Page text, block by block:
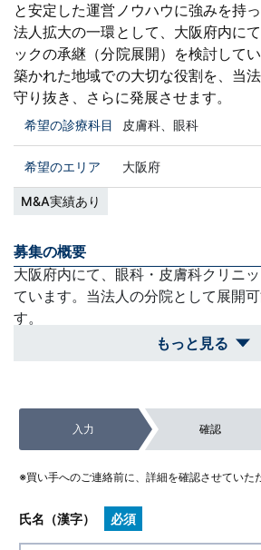
と安定した運営ノウハウに強みを持
法人拡大の一環として、大阪府内に
ックの承継（分院展開）を検討して
築かれた地域での大切な役割を、当
守り抜き、さらに発展させます。
希望の診療科目 皮膚科、眼科
希望のエリア 大阪府
M&A実績あり
募集の概要
大阪府内にて、眼科・皮膚科クリニ
ています。当法人の分院として展開
す。
もっと見る
ば速やかに事業評価・手続きへと進み
医科・歯科クリニックの案件。
入力 確認
※買い手へのご連絡前に、詳細を確認させていた
氏名（漢字） 必須